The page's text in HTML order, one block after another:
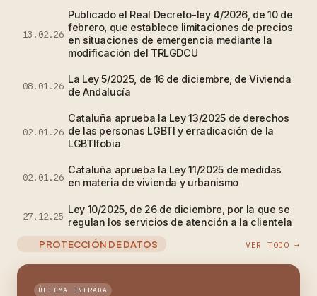
13.02.26
Publicado el Real Decreto-ley 4/2026, de 10 de
febrero, que establece limitaciones de precios
en situaciones de emergencia mediante la
modificación del TRLGDCU
08.01.26
La Ley 5/2025, de 16 de diciembre, de Vivienda
de Andalucía
02.01.26
Cataluña aprueba la Ley 13/2025 de derechos
de las personas LGBTI y erradicación de la
LGBTIfobia
02.01.26
Cataluña aprueba la Ley 11/2025 de medidas
en materia de vivienda y urbanismo
27.12.25
Ley 10/2025, de 26 de diciembre, por la que se
regulan los servicios de atención a la clientela
PROTECCIÓN DE DATOS
VER TODO →
ÚLTIMA ENTRADA